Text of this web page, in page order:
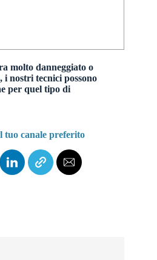
molto danneggiato o
nostri tecnici possono
per quel tipo di
tuo canale preferito